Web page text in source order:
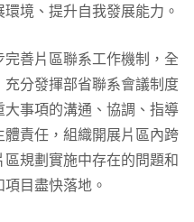
境、提升自我發展能力。
善片區聯系工作機制，全
分發揮部省聯系會議制度
事項的溝通、協調、指導
責任，組織開展片區內跨
規劃實施中存在的問題和
目盡快落地。